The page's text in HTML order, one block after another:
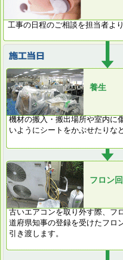
工事の日程のご相談を担当者よ
養生
機材の搬入・搬出場所や室内に
いようにシートをかぶせたりな
フロン
古いエアコンを取り外す際、フ
道府県知事の登録を受けたフロ
引き渡します。